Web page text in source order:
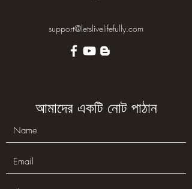
support@letslivelifefully.com
আমাদের একটি নোট পাঠান